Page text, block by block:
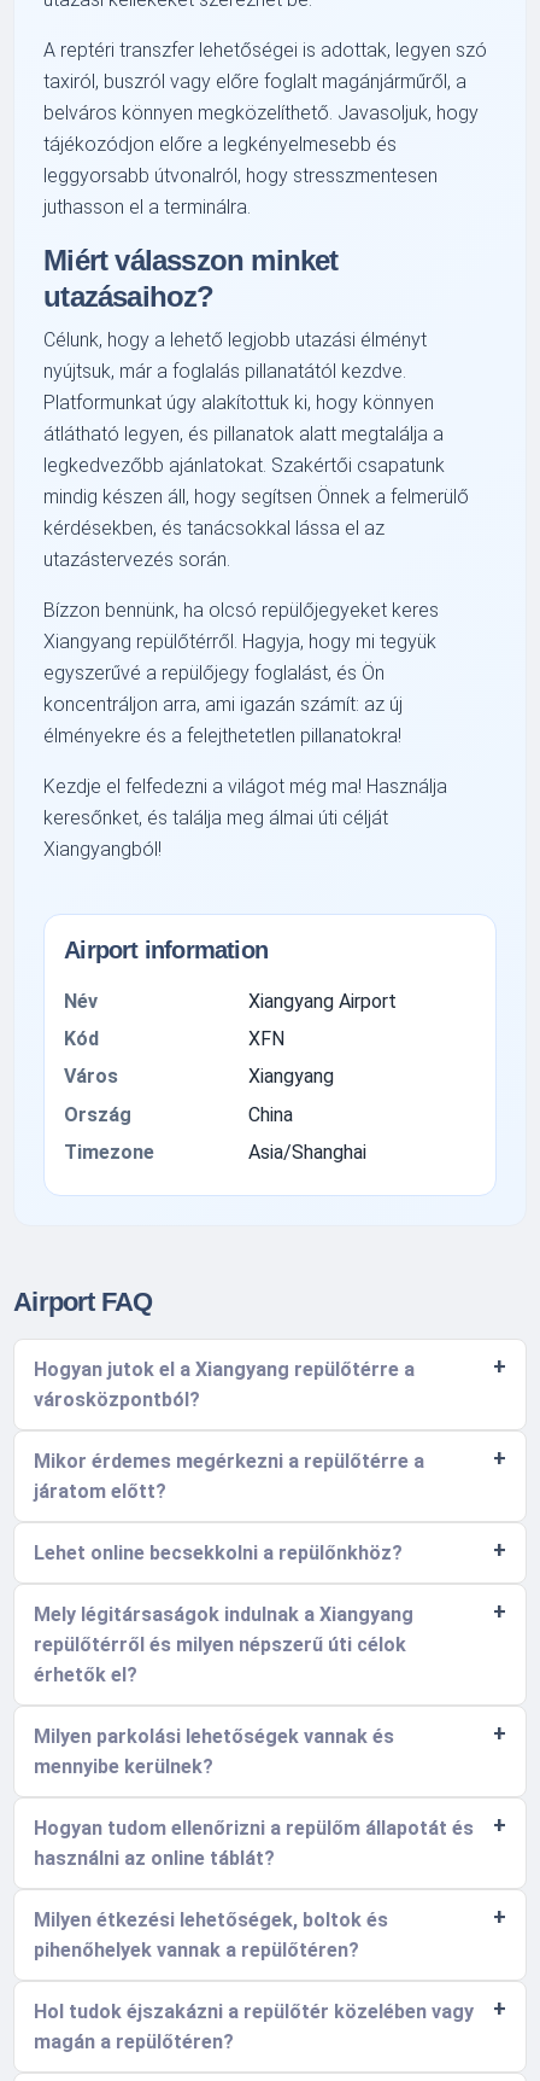
A reptéri transzfer lehetőségei is adottak, legyen szó
taxiról, buszról vagy előre foglalt magánjárműről, a
belváros könnyen megközelíthető. Javasoljuk, hogy
tájékozódjon előre a legkényelmesebb és
leggyorsabb útvonalról, hogy stresszmentesen
juthasson el a terminálra.
Miért válasszon minket
utazásaihoz?
Célunk, hogy a lehető legjobb utazási élményt
nyújtsuk, már a foglalás pillanatától kezdve.
Platformunkat úgy alakítottuk ki, hogy könnyen
átlátható legyen, és pillanatok alatt megtalálja a
legkedvezőbb ajánlatokat. Szakértői csapatunk
mindig készen áll, hogy segítsen Önnek a felmerülő
kérdésekben, és tanácsokkal lássa el az
utazástervezés során.
Bízzon bennünk, ha olcsó repülőjegyeket keres
Xiangyang repülőtérről. Hagyja, hogy mi tegyük
egyszerűvé a repülőjegy foglalást, és Ön
koncentráljon arra, ami igazán számít: az új
élményekre és a felejthetetlen pillanatokra!
Kezdje el felfedezni a világot még ma! Használja
keresőnket, és találja meg álmai úti célját
Xiangyangból!
Airport information
Név
Xiangyang Airport
Kód
XFN
Város
Xiangyang
Ország
China
Timezone
Asia/Shanghai
Airport FAQ
Hogyan jutok el a Xiangyang repülőtérre a
városközpontból?
Mikor érdemes megérkezni a repülőtérre a
járatom előtt?
Lehet online becsekkolni a repülőnkhöz?
Mely légitársaságok indulnak a Xiangyang
repülőtérről és milyen népszerű úti célok
érhetők el?
Milyen parkolási lehetőségek vannak és
mennyibe kerülnek?
Hogyan tudom ellenőrizni a repülőm állapotát és
használni az online táblát?
Milyen étkezési lehetőségek, boltok és
pihenőhelyek vannak a repülőtéren?
Hol tudok éjszakázni a repülőtér közelében vagy
magán a repülőtéren?